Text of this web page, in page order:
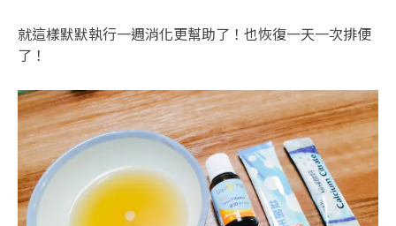
就這樣默默執行一週消化更幫助了！也恢復一天一次排便
了！